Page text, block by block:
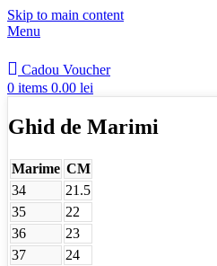
Skip to main content
Menu
Cadou Voucher
0 items 0.00 lei
Ghid de Marimi
Marime CM
34
21.5
35
22
36
23
37
24